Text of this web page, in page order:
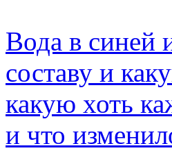
Вода в синей
составу и
какую хоть
и что